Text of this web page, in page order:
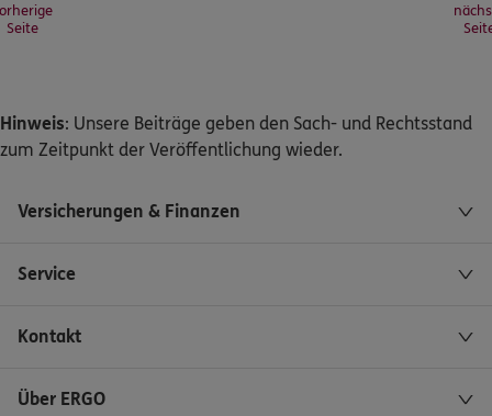
Seite
Hinweis: Unsere Beiträge geben den Sach- und Rechtsstand
zum Zeitpunkt der Veröffentlichung wieder.
Versicherungen & Finanzen
Service
Kontakt
Über ERGO